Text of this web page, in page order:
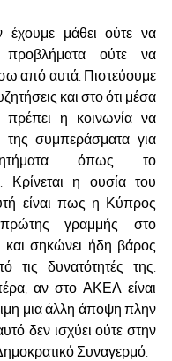
μάθει ούτε να
ούτε να
από αυτά. Πιστεύουμε
και στο ότι μέσα
η κοινωνία να
της συμπεράσματα για
όπως το
Κρίνεται η ουσία του
είναι πως η Κύπρος
γραμμής στο
και σηκώνει ήδη βάρος
τις δυνατότητές της.
αν στο ΑΚΕΛ είναι
μια άλλη άποψη πλην
δεν ισχύει ούτε στην
Συναγερμό.